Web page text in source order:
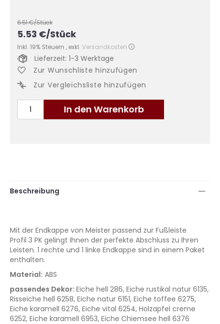
6.51€/Stück
5.53 €/Stück
Inkl. 19% Steuern , exkl. Versandkosten
In den Warenkorb
Lieferzeit: 1-3 Werktage
Zur Wunschliste hinzufügen
Zur Vergleichsliste hinzufügen
Beschreibung
Mit der Endkappe von Meister passend zur Fußleiste
Profil 3 PK gelingt Ihnen der perfekte Abschluss zu Ihren
Leisten. 1 rechte und 1 linke Endkappe sind in einem Paket
enthalten.
Material: ABS
passendes Dekor: Eiche hell 286, Eiche rustikal natur 6135,
Risseiche hell 6258, Eiche natur 6151, Eiche toffee 6275,
Eiche karamell 6276, Eiche vital 6254, Holzapfel creme
6252, Eiche karamell 6953, Eiche Chiemsee hell 6376